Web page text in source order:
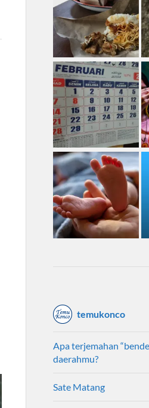
temukonco
Apa terjemahan
daerahmu?
Sate Matang